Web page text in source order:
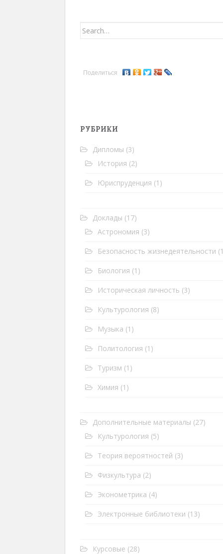
Search for:
Поделиться
РУБРИКИ
Дипломы (3)
История (2)
Юриспруденция (1)
Доклады (17)
Астрономия (3)
Безопасность жизнедеятельности
Биология (1)
Историческая личность (3)
Культурология (8)
Музыка (1)
Политология (1)
Туризм (1)
Химия (1)
Дополнительные материалы (27)
Культурология (5)
Теория вероятностей (3)
Физкультура (2)
Эконометрика (4)
Электронные библиотеки (13)
Курсовые (28)